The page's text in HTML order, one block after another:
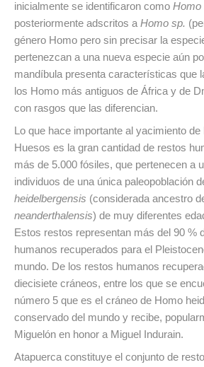
inicialmente se identificaron como Homo
posteriormente adscritos a Homo sp.
género Homo pero sin precisar la
pertenezcan a una nueva especie aún
mandíbula presenta características que
los Homo más antiguos de África y de
con rasgos que las diferencian.
Lo que hace importante al yacimiento de
Huesos es la gran cantidad de restos
más de 5.000 fósiles, que pertenecen a
individuos de una única paleopoblación
heidelbergensis (considerada ancestro
neanderthalensis) de muy diferentes
Estos restos representan más del 90 %
humanos recuperados para el
mundo. De los restos humanos
diecisiete cráneos, entre los que se
número 5 que es el cráneo de Homo
conservado del mundo y recibe,
Miguelón en honor a Miguel Indurain.
Atapuerca constituye el conjunto de